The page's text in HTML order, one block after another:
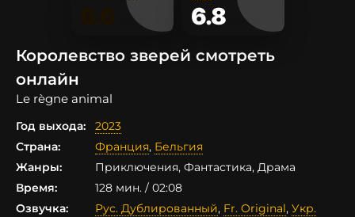
6.8
Королевство зверей смотреть
онлайн
Le règne animal
Год выхода:
2023
Страна:
Франция, Бельгия
Жанры:
Приключения, Фантастика, Драма
Время:
128 мин. / 02:08
Озвучка:
Рус. Дублированный, Fr. Original, Укр.